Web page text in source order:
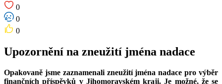
0
0
0
Upozornění na zneužití jména nadace
Opakovaně jsme zaznamenali zneužití jména nadace pro výběr
finančních příspěvků v Jihomoravském kraji. Je možné, že se